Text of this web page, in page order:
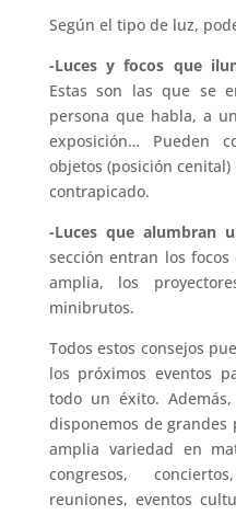
Según el tipo de luz,
-Luces y focos que
Estas son las que se
persona que habla, a
exposición… Pueden
objetos (posición
contrapicado.
-Luces que alumbran
sección entran los
amplia, los
minibrutos.
Todos estos consejos
los próximos eventos
todo un éxito.
disponemos de grandes
amplia variedad en
congresos,
reuniones, eventos